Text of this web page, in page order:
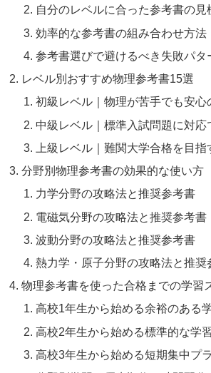
自分のレベルに合った参考書の見
効率的な参考書の組み合わせ方法
参考書選びで避けるべき失敗パタ
レベル別おすすめ物理参考書15選
初級レベル｜物理が苦手でも安心
中級レベル｜標準入試問題に対
上級レベル｜難関大学合格を目
分野別物理参考書の効果的な使い方
力学分野の攻略法と推奨参考書
電磁気分野の攻略法と推奨参考書
波動分野の攻略法と推奨参考書
熱力学・原子分野の攻略法と推奨
物理参考書を使った合格までの学習
高校1年生から始める余裕のある
高校2年生から始める標準的な学
高校3年生から始める短期集中プ